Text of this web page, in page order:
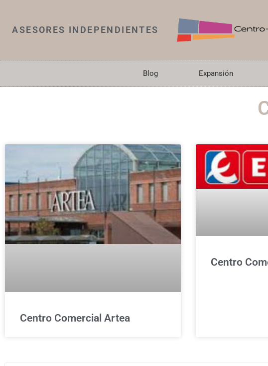
ASESORES INDEPENDIENTES
Blog Expansión
Centro Comercial Artea
Centro